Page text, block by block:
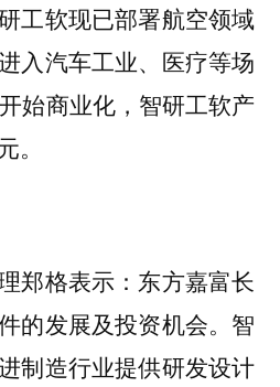
工软现已部署航空领域
入汽车工业、医疗等场
始商业化，智研工软产
。
郑格表示：东方嘉富长
的发展及投资机会。智
制造行业提供研发设计